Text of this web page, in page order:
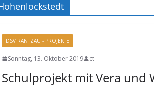
DSV RANTZAU - PROJEKTE
Sonntag, 13. Oktober 2019 ct
Schulprojekt mit Vera und